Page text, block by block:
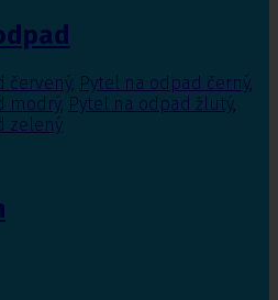
červený, Pytel na odpad černý,
modrý, Pytel na odpad žlutý,
zelený